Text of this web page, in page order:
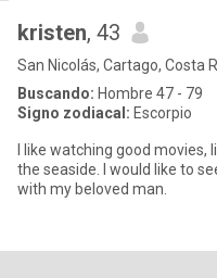
kristen, 43
San Nicolás, Cartago, Costa
Buscando: Hombre 47 - 79
Signo zodiacal: Escorpio
I like watching good
the seaside. I would like to
with my beloved man.